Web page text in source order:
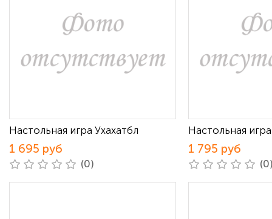
Настольная игра Ухахатбл
1 695 руб
(0)
Настольная
1 795 руб